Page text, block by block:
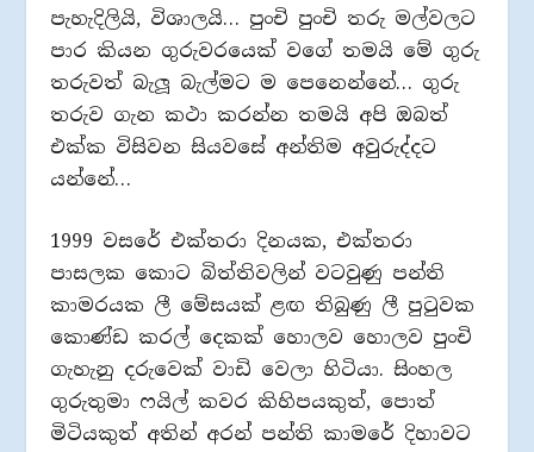
පැහැදිලියි, විශාලයි… පුංචි පුංචි තරු මල්වලට
පාර කියන ගුරුවරයෙක් වගේ තමයි මේ ගුරු
තරුවත් බැලූ බැල්මට ම පෙනෙන්නේ… ගුරු
තරුව ගැන කථා කරන්න තමයි අපි ඔබත්
එක්ක විසිවන සියවසේ අන්තිම අවුරුද්දට
යන්නේ…
1999 වසරේ එක්තරා දිනයක, එක්තරා
පාසලක කොට බිත්තිවලින් වටවුණු පන්ති
කාමරයක ලී මේසයක් ළඟ තිබුණු ලී පුටුවක
කොණ්ඩ කරල් දෙකක් හොලව හොලව පුංචි
ගැහැනු දරුවෙක් වාඩි වෙලා හිටියා. සිංහල
ගුරුතුමා ෆයිල් කවර කිහිපයකුත්, පොත්
මිටියකුත් අතින් අරන් පන්ති කාමරේ දිහාවට